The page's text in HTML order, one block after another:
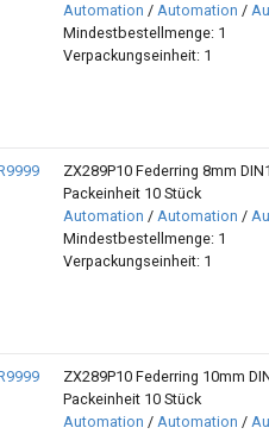
Automation / Automation /
Mindestbestellmenge: 1
Verpackungseinheit: 1
ZX289P10 Federring 8mm
Packeinheit 10 Stück
Automation / Automation /
Mindestbestellmenge: 1
Verpackungseinheit: 1
ZX289P10 Federring 10mm
Packeinheit 10 Stück
Automation / Automation /